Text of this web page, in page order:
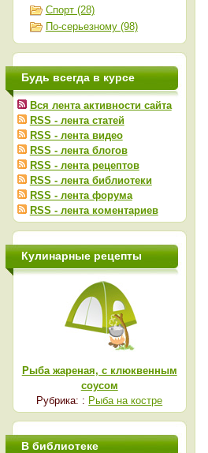
Спорт (28)
По-серьезному (98)
Будь всегда в курсе
Вся лента активности сайта
RSS - лента статей
RSS - лента видео
RSS - лента блогов
RSS - лента рецептов
RSS - лента библиотеки
RSS - лента форума
RSS - лента коментариев
Кулинарные рецепты
Рыба жареная, с клюквенным
соусом
Рубрика: : Рыба на костре
В библиотеке